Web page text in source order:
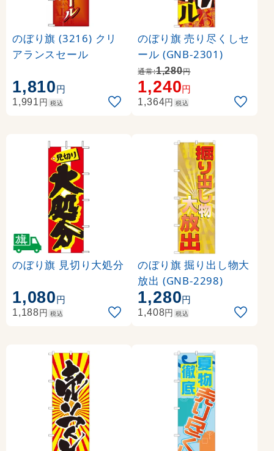
のぼり旗 (3216) クリ
アランスセール
1,810円
1,991円 税込
のぼり旗 売り尽くしセ
ール (GNB-2301)
通常:1,280円
1,240円
1,364円 税込
のぼり旗 見切り大処分
1,080円
1,188円 税込
のぼり旗 掘り出し物大
放出 (GNB-2298)
1,280円
1,408円 税込